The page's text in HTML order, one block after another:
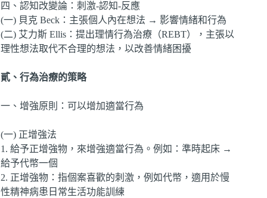
四、認知改變論：刺激-認知-反應
(一) 貝克 Beck：主張個人內在想法 → 影響情緒和行為
(二) 艾力斯 Ellis：提出理情行為治療（REBT），主張以
理性想法取代不合理的想法，以改善情緒困擾
貳、行為治療的策略
一、增強原則：可以增加適當行為
(一) 正增強法
1. 給予正增強物，來增強適當行為。例如：準時起床 →
給予代幣一個
2. 正增強物：指個案喜歡的刺激，例如代幣，適用於慢
性精神病患日常生活功能訓練